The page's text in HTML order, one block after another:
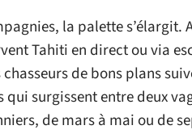
la palette s’élargit.
Tahiti en direct ou via
chasseurs de bons plans
surgissent entre deux
de mars à mai ou de